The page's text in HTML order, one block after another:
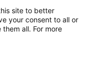
site to better
your consent to all or
all. For more